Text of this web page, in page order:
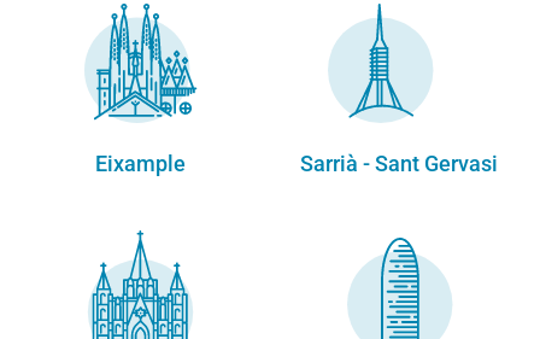
Eixample Sarrià - Sant Gervasi